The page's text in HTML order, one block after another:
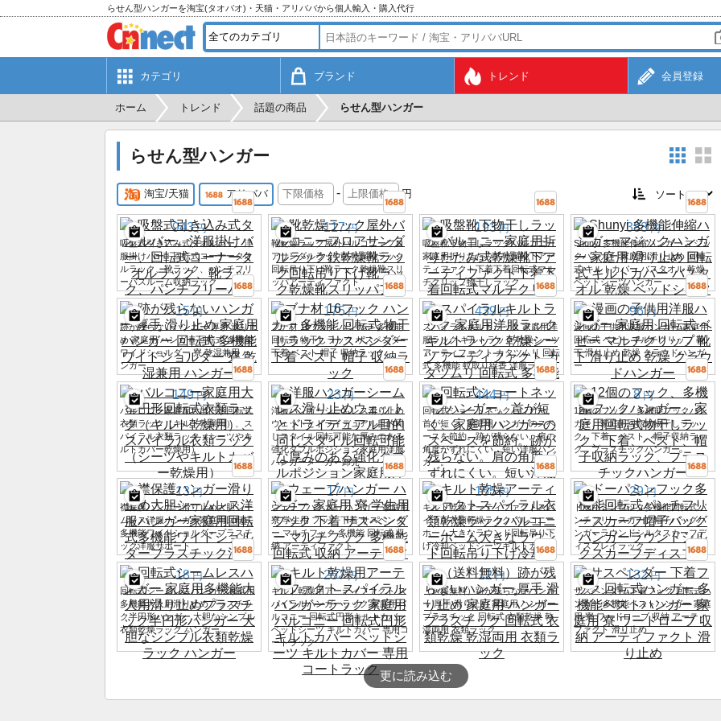
らせん型ハンガーを淘宝(タオバオ)・天猫・アリババから個人輸入・購入代行
カテゴリ ブランド トレンド 会員登録
ホーム トレンド 話題の商品 らせん型ハンガー
らせん型ハンガー
淘宝/天猫 アリババ - 円
943 円
吸盤式引き込み式タオルバー、洋
服掛けバー、回転式コーナータオ
ルラック、靴ラック、パンチフリ
ーバスルーム収納ラック
117 円
靴乾燥ラック屋外バルコニーフロ
アサンダルラック鉄乾燥靴ラック
回転吊り下げ靴ラック乾燥靴スリ
ッパアーティファクト
193 円
吸盤靴下物干しラックバルコニー
家庭用折りたたみ式乾燥靴下アー
ティファクト下着下着回転式マル
チクリップ物干しラック
388 円
Shunyi 多機能伸縮ハンガー マジッ
クハンガー 家庭用 滑り止め 回転
式 キルトカバー バスタオル 乾燥
ベッドシーツハンガー
15 円
跡が残らないハンガー 厚手 滑り止
め 家庭用 ハンガー 回転式 多機能
ワイドショルダー 寮 乾湿兼用 ハ
ンガー
175 円
ブナ材 16フック ハンガー 多機能
回転式 物干しラック サスペンダー
下着 ベスト 帽子 収納ラック
439 円
スパイラルキルトラック 家庭用洋
服ラック キルトラック 乾燥シーツ
アーティファクト カタツムリ 回転
式 多機能 蚊取り線香 洋服ラック
96 円
漫画の子供用洋服ハンガー 家庭用
回転式 ベビー マルチクリップ 靴
下 滑り止め 乾燥 クラウドハンガ
ー
149 円
バルコニー家庭用大型円形回転式
衣類ラック（キルト乾燥用）、ス
パイラル衣類ラック（シーツやキ
ルトカバー乾燥用）
23 円
洋服ハンガーシームレス滑り止め
ウェットとドライデュアル目的同
じスタイル回転可能な厚みのある
強化ダブルポジション家庭用洋服
ハンガーメーカー卸売
444 円
回転式ショートネックハンガー。
首が短く、家庭用ハンガーのスペ
ースを節約。跡が残らない。肩の
角度がずれにくい。短い洋服ハン
ガー。
8 円
12個のフック、多機能フックハン
ガー、家庭用回転式物干しラッ
ク、下着、ベスト、帽子収納ラッ
ク、プラスチックハンガー
13 円
襟保護ハンガー滑り止め大胆シー
ムレス洋服ハンガー家庭用回転式
多機能ワイドショルダープラスチ
ック洋服サポート
17 円
ウェーブハンガー ハンガー 家庭用
寮 学生用 フック 下着 サスペンダ
ー マルチフック 多機能 回転式 収
納 アーティファクト
155 円
キルト乾燥アーティファクトスパ
イラル衣類乾燥ラックバルコニー
ホーム大きなラウンド回転吊り下
げ冷却ベッドシーツキルトカバー
29 円
ドーパミンフック多機能回転式パ
ンチフリースカーフ帽子バッグハ
ンガーラウンドシルクスカーフデ
ィスプレイラック
18 円
回転式シームレスハンガー 家庭用
多機能大人用滑り止めプラスチッ
ク半円形ハンガー 大胆なシンプル
衣類乾燥ラック ハンガー
257 円
キルト乾燥用アーティファクト ス
パイラルハンガーラック 家庭用バ
ルコニー 回転式円形キルトカバー
ベッドシーツ キルトカバー 専用コ
ートラック
12 円
（送料無料）跡が残らないハンガ
ー 厚手 滑り止め 家庭用 ハンガー
プラスチック 回転式 衣類乾燥 乾
湿両用 衣類ラック
132 円
サスペンダー 下着フック 回転式ハ
ンガー 多機能ベストハンガー 家庭
用 寮 ワードローブ 収納 アーティ
ファクト 滑り止め
更に読み込む